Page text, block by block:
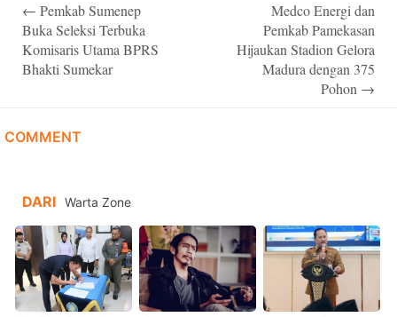
navigation
← Pemkab Sumenep
Buka Seleksi Terbuka
Komisaris Utama BPRS
Bhakti Sumekar
Medco Energi dan
Pemkab Pamekasan
Hijaukan Stadion Gelora
Madura dengan 375
Pohon →
COMMENT
DARI Warta Zone